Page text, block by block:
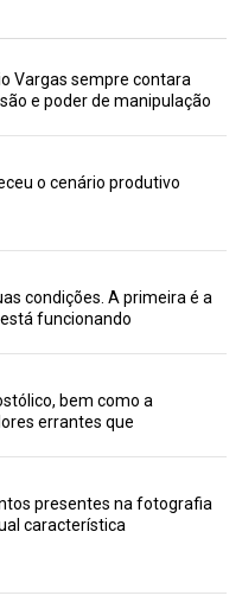
Vargas sempre contara
e poder de manipulação
o cenário produtivo
condições. A primeira é a
funcionando
bem como a
errantes que
presentes na fotografia
característica